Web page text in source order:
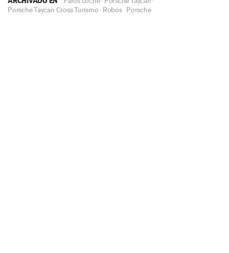
Porsche Taycan Cross Turismo · Robos·Porsche